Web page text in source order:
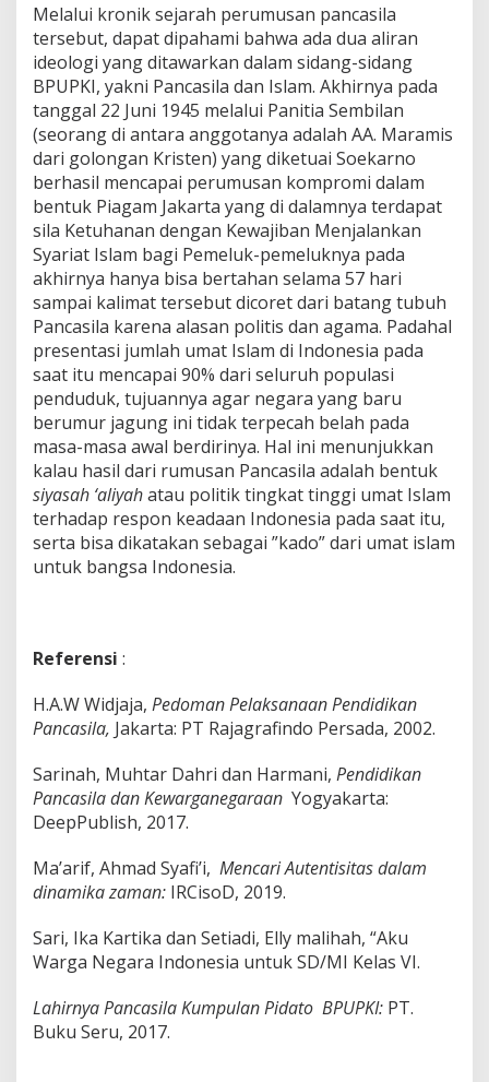
Melalui kronik sejarah perumusan pancasila
tersebut, dapat dipahami bahwa ada dua aliran
ideologi yang ditawarkan dalam sidang-sidang
BPUPKI, yakni Pancasila dan Islam. Akhirnya pada
tanggal 22 Juni 1945 melalui Panitia Sembilan
(seorang di antara anggotanya adalah AA. Maramis
dari golongan Kristen) yang diketuai Soekarno
berhasil mencapai perumusan kompromi dalam
bentuk Piagam Jakarta yang di dalamnya terdapat
sila Ketuhanan dengan Kewajiban Menjalankan
Syariat Islam bagi Pemeluk-pemeluknya pada
akhirnya hanya bisa bertahan selama 57 hari
sampai kalimat tersebut dicoret dari batang tubuh
Pancasila karena alasan politis dan agama. Padahal
presentasi jumlah umat Islam di Indonesia pada
saat itu mencapai 90% dari seluruh populasi
penduduk, tujuannya agar negara yang baru
berumur jagung ini tidak terpecah belah pada
masa-masa awal berdirinya. Hal ini menunjukkan
kalau hasil dari rumusan Pancasila adalah bentuk
siyasah ‘aliyahatau politik tingkat tinggi umat Islam
terhadap respon keadaan Indonesia pada saat itu,
serta bisa dikatakan sebagai ”kado” dari umat islam
untuk bangsa Indonesia.
Referensi :
H.A.W Widjaja, Pedoman Pelaksanaan Pendidikan
Pancasila, Jakarta: PT Rajagrafindo Persada, 2002.
Sarinah, Muhtar Dahri dan Harmani, Pendidikan
Pancasila dan Kewarganegaraan Yogyakarta:
DeepPublish, 2017.
Ma’arif, Ahmad Syafi’i, Mencari Autentisitas dalam
dinamika zaman: IRCisoD, 2019.
Sari, Ika Kartika dan Setiadi, Elly malihah, “Aku
Warga Negara Indonesia untuk SD/MI Kelas VI.
Lahirnya Pancasila Kumpulan Pidato BPUPKI: PT.
Buku Seru, 2017.